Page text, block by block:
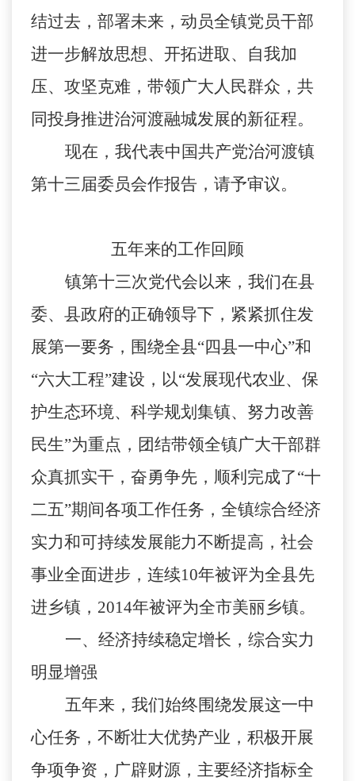
结过去，部署未来，动员全镇党员干部
进一步解放思想、开拓进取、自我加
压、攻坚克难，带领广大人民群众，共
同投身推进治河渡融城发展的新征程。
现在，我代表中国共产党治河渡镇
第十三届委员会作报告，请予审议。
五年来的工作回顾
镇第十三次党代会以来，我们在县
委、县政府的正确领导下，紧紧抓住发
展第一要务，围绕全县“四县一中心”和
“六大工程”建设，以“发展现代农业、保
护生态环境、科学规划集镇、努力改善
民生”为重点，团结带领全镇广大干部群
众真抓实干，奋勇争先，顺利完成了“十
二五”期间各项工作任务，全镇综合经济
实力和可持续发展能力不断提高，社会
事业全面进步，连续10年被评为全县先
进乡镇， 2014年被评为全市美丽乡镇。
一、经济持续稳定增长，综合实力
明显增强
五年来，我们始终围绕发展这一中
心任务，不断壮大优势产业，积极开展
争项争资，广辟财源，主要经济指标全